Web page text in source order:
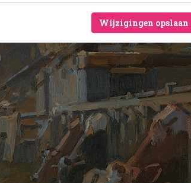
Wijzigingen opslaan
Inlijsten
€ 250,00